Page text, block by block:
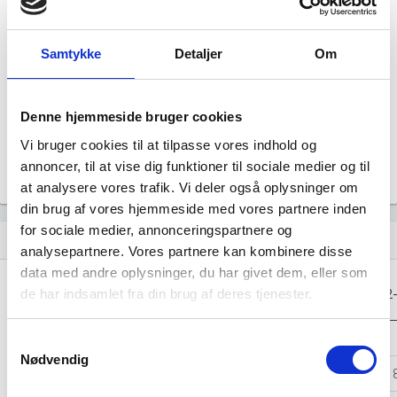
Samtykke Detaljer Om
Denne hjemmeside bruger cookies
Vi bruger cookies til at tilpasse vores indhold og
annoncer, til at vise dig funktioner til sociale medier og til
at analysere vores trafik. Vi deler også oplysninger om
din brug af vores hjemmeside med vores partnere inden
for sociale medier, annonceringspartnere og
analysepartnere. Vores partnere kan kombinere disse
data med andre oplysninger, du har givet dem, eller som
de har indsamlet fra din brug af deres tjenester.
Nødvendig
Årsrapporten 2023-12
Årsrapporten 2022-12 file_download
Regnskaber
Resultat i 1000
DKK
2025-12 2024-12 2023-12
-16.779